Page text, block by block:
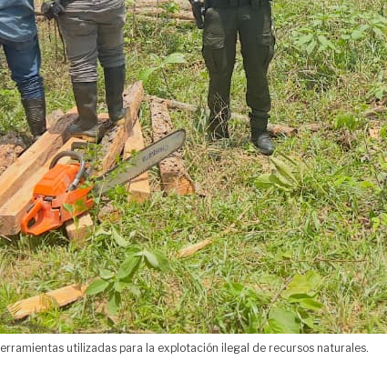
utilizadas para la explotación ilegal de recursos naturales.